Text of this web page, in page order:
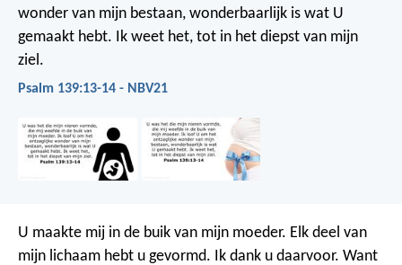
wonder van mijn bestaan, wonderbaarlijk is wat U
gemaakt hebt. Ik weet het, tot in het diepst van mijn
ziel.
Psalm 139:13-14 - NBV21
U maakte mij in de buik van mijn moeder. Elk deel van
mijn lichaam hebt u gevormd. Ik dank u daarvoor. Want